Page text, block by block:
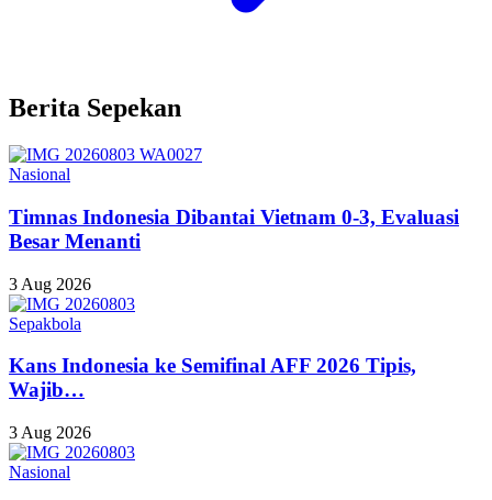
Berita Sepekan
Nasional
Timnas Indonesia Dibantai Vietnam 0-3, Evaluasi
Besar Menanti
3 Aug 2026
Sepakbola
Kans Indonesia ke Semifinal AFF 2026 Tipis,
Wajib…
3 Aug 2026
Nasional